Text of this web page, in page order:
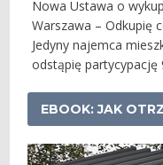
Nowa Ustawa o
Warszawa – Odkupię
Jedyny najemca
odstąpię partycypację
EBOOK: JAK